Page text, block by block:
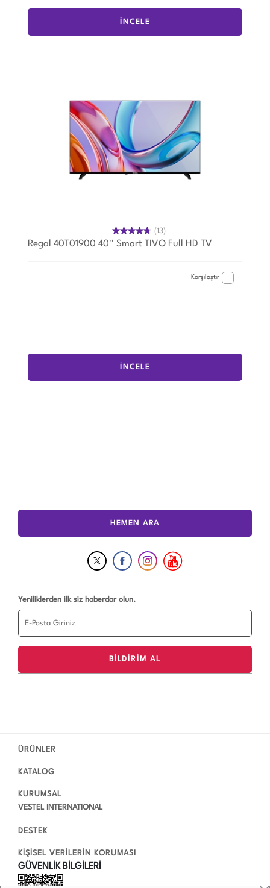
İNCELE
(13)
Regal 40T01900 40'' Smart TIVO Full HD TV
Karşılaştır
İNCELE
HEMEN ARA
Yeniliklerden ilk siz haberdar olun.
ÜRÜNLER
KATALOG
KURUMSAL
VESTEL INTERNATIONAL
DESTEK
KİŞİSEL VERİLERİN KORUMASI
GÜVENLİK BİLGİLERİ